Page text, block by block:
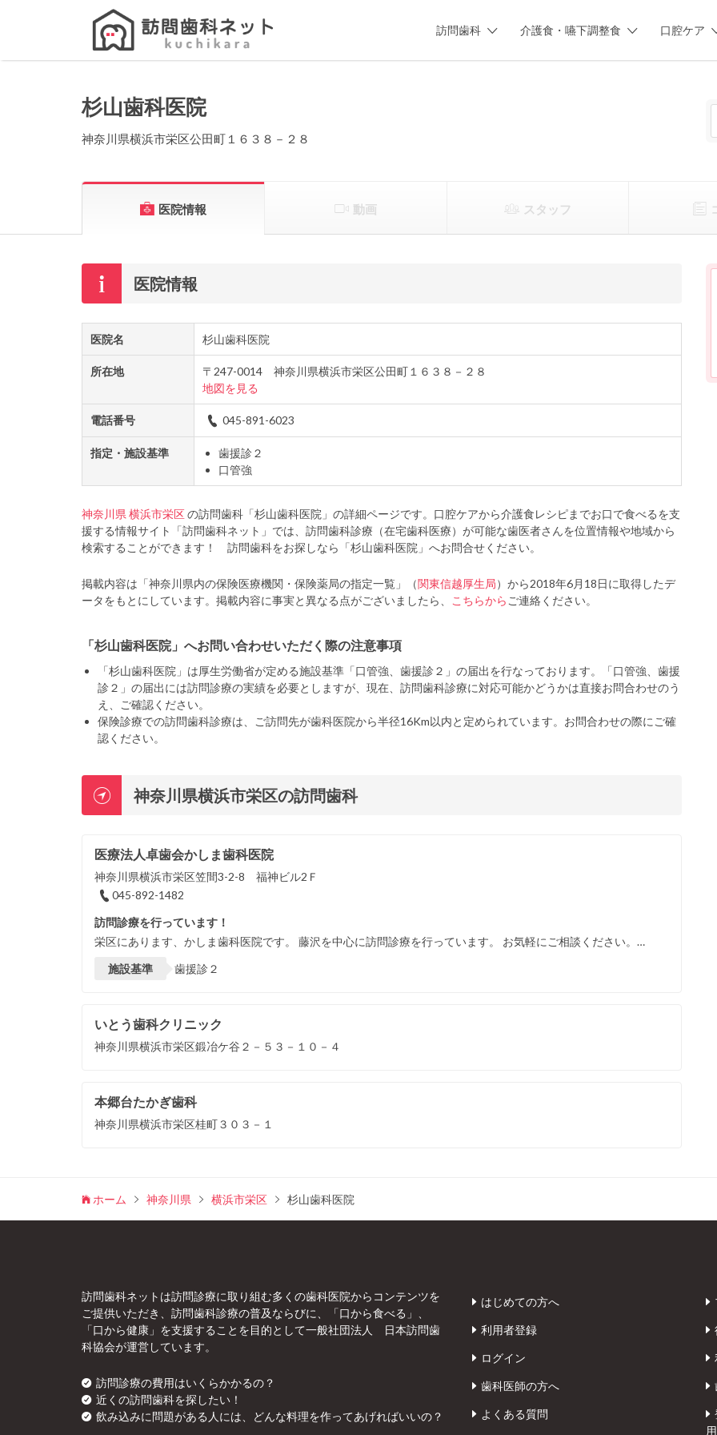
訪問歯科 介護食・嚥下調整食 口腔ケア
Search
杉山歯科医院
神奈川県横浜市栄区公田町１６３８－２８
医院情報 動画 スタッフ
医院情報
医院名 杉山歯科医院
所在地
〒247-0014 神奈川県横浜市栄区公田町１６３８－２８
地図を見る
電話番号 045-891-6023
指定・施設基準
歯援診２
口管強
神奈川県 横浜市栄区の訪問歯科「杉山歯科医院」の詳細ページです。口腔ケアから介護食レシピまでお口で食べるを支
援する情報サイト「訪問歯科ネット」では、訪問歯科診療（在宅歯科医療）が可能な歯医者さんを位置情報や地域から
検索することができます！ 訪問歯科をお探しなら「杉山歯科医院」へお問合せください。
掲載内容は「神奈川県内の保険医療機関・保険薬局の指定一覧」（関東信越厚生局）から2018年6月18日に取得したデ
ータをもとにしています。掲載内容に事実と異なる点がございましたら、
こちらから ご連絡ください。
「杉山歯科医院」へお問い合わせいただく際の注意事項
「杉山歯科医院」は厚生労働省が定める施設基準「口管強、歯援診２」の届出を行なっております。「口管強、歯援
診２」の届出には訪問診療の実績を必要としますが、現在、訪問歯科診療に対応可能かどうかは直接お問合わせのう
え、ご確認ください。
保険診療での訪問歯科診療は、ご訪問先が歯科医院から半径16Km以内と定められています。お問合わせの際にご確
認ください。
神奈川県横浜市栄区の訪問歯科
医療法人卓歯会かしま歯科医院
神奈川県横浜市栄区笠間3-2-8 福神ビル2Ｆ
045-892-1482
訪問診療を行っています！
栄区にあります、かしま歯科医院です。 藤沢を中心に訪問診療を行っています。 お気軽にご相談ください。…
施設基準
歯援診２
いとう歯科クリニック
神奈川県横浜市栄区鍛冶ケ谷２－５３－１０－４
本郷台たかぎ歯科
神奈川県横浜市栄区桂町３０３－１
ホーム 神奈川県 横浜市栄区 杉山歯科医院
訪問歯科ネットは訪問診療に取り組む多くの歯科医院からコンテンツを
ご提供いただき、訪問歯科診療の普及ならびに、「口から食べる」、
「口から健康」を支援することを目的として一般社団法人 日本訪問歯
科協会が運営しています。
訪問診療の費用はいくらかかるの？
近くの訪問歯科を探したい！
飲み込みに問題がある人には、どんな料理を作ってあげればいいの？
はじめての方へ
利用者登録
ログイン
歯科医師の方へ
よくある質問